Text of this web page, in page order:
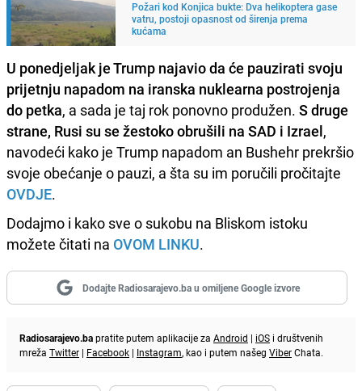
Požari kod Konjica bukte: Dva helikoptera gase
vatru, postoji opasnost od širenja prema
kućama
U ponedjeljak je Trump najavio da će pauzirati svoju
prijetnju napadom na iranska nuklearna postrojenja
do petka, a sada je taj rok ponovno produžen. S druge
strane, Rusi su se žestoko obrušili na SAD i Izrael,
navodeći kako je Trump napadom an Bushehr prekršio
svoje obećanje o pauzi, a šta su im poručili pročitajte
OVDJE.
Dodajmo i kako sve o sukobu na Bliskom istoku
možete čitati na OVOM LINKU.
Dodajte Radiosarajevo.ba u omiljene Google izvore
Radiosarajevo.bapratite putem aplikacije za Android | iOS i društvenih
mreža Twitter | Facebook | Instagram, kao i putem našeg ViberChata.